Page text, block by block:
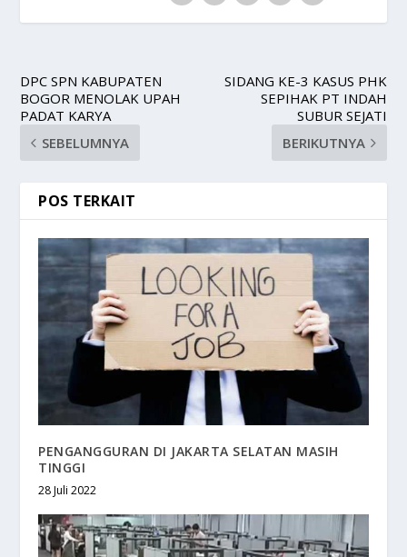
DPC SPN KABUPATEN
BOGOR MENOLAK UPAH
PADAT KARYA
SEBELUMNYA
SIDANG KE-3 KASUS PHK
SEPIHAK PT INDAH
SUBUR SEJATI
BERIKUTNYA
POS TERKAIT
PENGANGGURAN DI JAKARTA SELATAN MASIH
TINGGI
28 Juli 2022